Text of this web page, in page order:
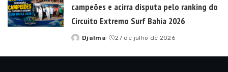
campeões e acirra disputa pelo ranking do
Circuito Extremo Surf Bahia 2026
Posted
Djalma 27 de julho de 2026